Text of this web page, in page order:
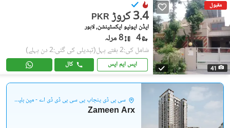
مقبول
41
PKR 3.4 کروڑ
ایڈن ایونیو ایکسٹینشن, لاہور
4 8 مرلہ
شامل کی:2 ہفتے پہل (تبدیلی کی گئی:2 دن پہلے)
ایس ایم ایس کال
سی بی ڈی پنجاب پی سی بی ڈی ڈی اے - مین بلیوارڈ گلبرگ
Zameen Arx